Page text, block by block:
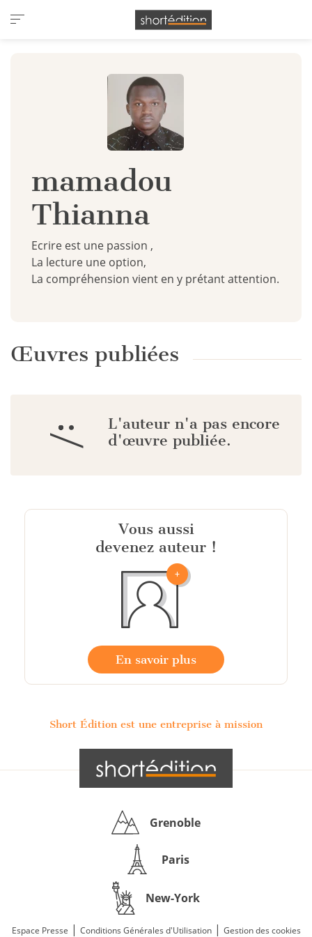
Panneau de gestion des cookies
mamadou
Thianna
Ecrire est une passion ,
La lecture une option,
La compréhension vient en y prétant attention.
Œuvres publiées
:/
L'auteur n'a pas encore
d'œuvre publiée.
Vous aussi
devenez auteur !
En savoir plus
Short Édition est une entreprise à mission
Grenoble
Paris
New-York
Espace Presse | Conditions Générales d'Utilisation| Gestion des cookies